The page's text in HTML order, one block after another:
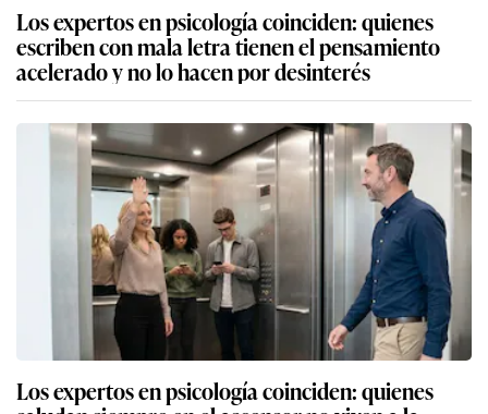
Los expertos en psicología coinciden: quienes
escriben con mala letra tienen el pensamiento
acelerado y no lo hacen por desinterés
Los expertos en psicología coinciden: quienes